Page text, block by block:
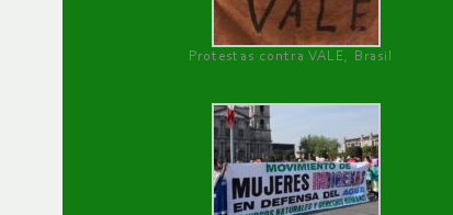
Protestas contra VALE, Brasil